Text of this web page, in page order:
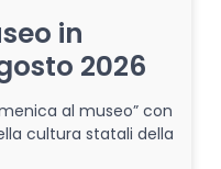
in
2026
al museo” con
cultura statali della